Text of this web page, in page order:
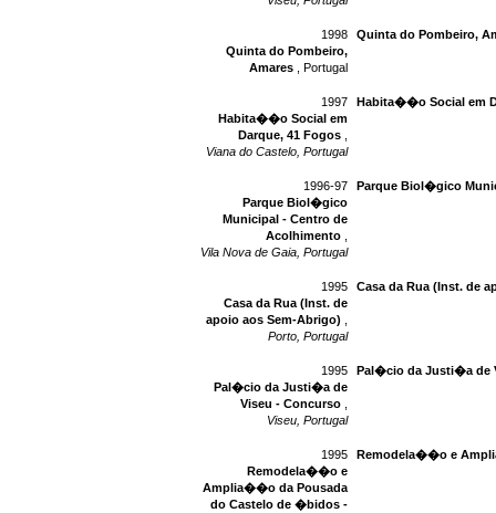
1998
Quinta do Pombeiro,
Amares , Portugal
Quinta do Pombeiro,
1997
Habita��o Social em
Darque, 41 Fogos
Viana do Castelo, Portugal
Habita��o Social em
1996-97
Parque Biol�gico
Municipal - Centro de
Acolhimento
Vila Nova de Gaia, Portugal
Parque Biol�gico
1995
Casa da Rua (Inst. de
apoio aos Sem-Abrigo)
Porto, Portugal
Casa da Rua (Inst. de
1995
Pal�cio da Justi�a de
Viseu - Concurso
Viseu, Portugal
Pal�cio da Justi�a de
1995
Remodela��o e
Amplia��o da Pousada
do Castelo de �bidos -
Remodela��o e